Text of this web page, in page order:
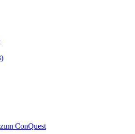
ConQuest